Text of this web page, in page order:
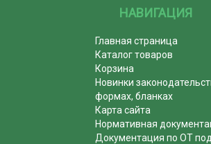
НАВИГАЦИЯ
Главная страница
Каталог товаров
Корзина
Новинки
формах, бланках
Карта сайта
Нормативная
Документация по ОТ